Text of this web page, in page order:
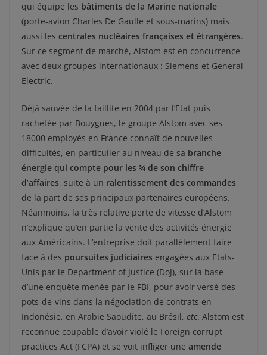
qui équipe les bâtiments de la Marine nationale
(porte-avion Charles De Gaulle et sous-marins) mais
aussi les centrales nucléaires françaises et étrangères.
Sur ce segment de marché, Alstom est en concurrence
avec deux groupes internationaux : Siemens et General
Electric.
Déjà sauvée de la faillite en 2004 par l’Etat puis
rachetée par Bouygues, le groupe Alstom avec ses
18000 employés en France connaît de nouvelles
difficultés, en particulier au niveau de sa branche
énergie qui compte pour les ¾ de son chiffre
d’affaires, suite à un ralentissement des commandes
de la part de ses principaux partenaires européens.
Néanmoins, la très relative perte de vitesse d’Alstom
n’explique qu’en partie la vente des activités énergie
aux Américains. L’entreprise doit parallèlement faire
face à des poursuites judiciaires engagées aux Etats-
Unis par le Department of Justice (DoJ), sur la base
d’une enquête menée par le FBI, pour avoir versé des
pots-de-vins dans la négociation de contrats en
Indonésie, en Arabie Saoudite, au Brésil, etc. Alstom est
reconnue coupable d’avoir violé le Foreign corrupt
practices Act (FCPA) et se voit infliger une amende